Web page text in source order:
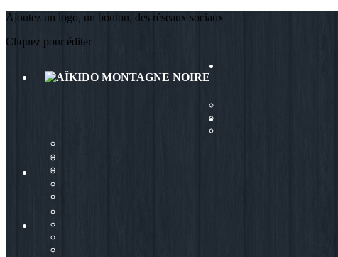
Ajoutez un logo, un bouton, des réseaux sociaux
Cliquez pour éditer